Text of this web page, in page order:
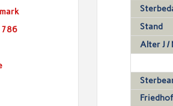
Stand
Alter J /
Friedhof